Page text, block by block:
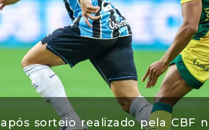
sorteio realizado pela CBF